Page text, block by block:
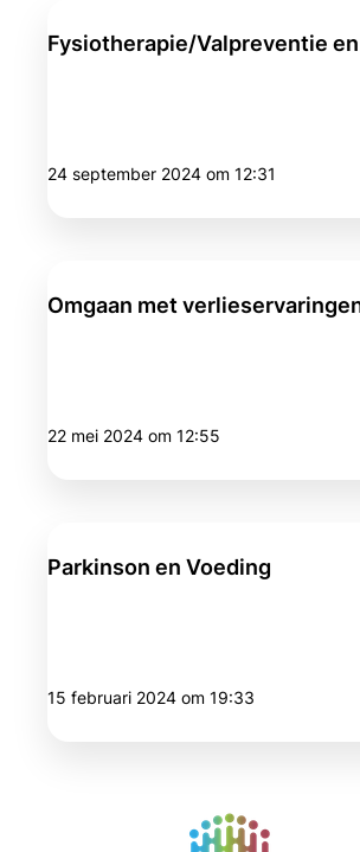
Fysiotherapie/Valpreventie
24 september 2024 om 12:31
Omgaan met
22 mei 2024 om 12:55
Parkinson en Voeding
15 februari 2024 om 19:33